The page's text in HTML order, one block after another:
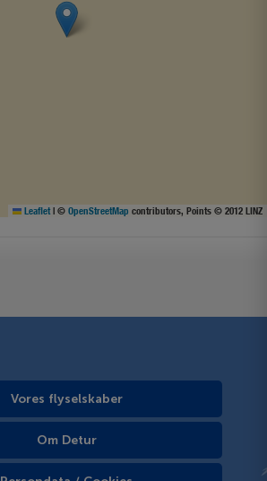
Leaflet | © OpenStreetMap contributors, Points © 2012 LINZ
Vores flyselskaber
Om Detur